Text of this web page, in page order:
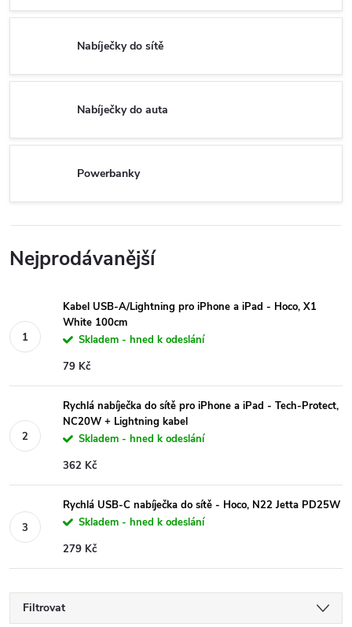
Nabíječky do sítě
Nabíječky do auta
Powerbanky
Nejprodávanější
Kabel USB-A/Lightning pro iPhone a iPad - Hoco, X1
White 100cm
Skladem - hned k odeslání
79 Kč
Rychlá nabíječka do sítě pro iPhone a iPad - Tech-Protect,
NC20W + Lightning kabel
Skladem - hned k odeslání
362 Kč
Rychlá USB-C nabíječka do sítě - Hoco, N22 Jetta PD25W
Skladem - hned k odeslání
279 Kč
Filtrovat